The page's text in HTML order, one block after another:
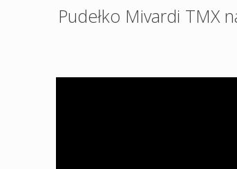
Pudełko Mivardi TMX